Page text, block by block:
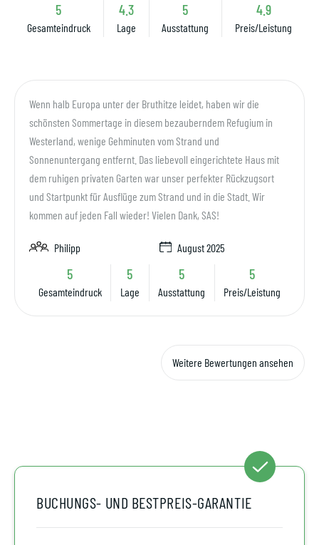
5
Gesamteindruck
4.3
Lage
5
Ausstattung
4.9
Preis/Leistung
Wenn halb Europa unter der Bruthitze leidet, haben wir die
schönsten Sommertage in diesem bezauberndem Refugium in
Westerland, wenige Gehminuten vom Strand und
Sonnenuntergang entfernt. Das liebevoll eingerichtete Haus mit
dem ruhigen privaten Garten war unser perfekter Rückzugsort
und Startpunkt für Ausflüge zum Strand und in die Stadt. Wir
kommen auf jeden Fall wieder! Vielen Dank, SAS!
Philipp August 2025
5
Gesamteindruck
5
Lage
5
Ausstattung
5
Preis/Leistung
Weitere Bewertungen ansehen
BUCHUNGS- UND BESTPREIS-GARANTIE